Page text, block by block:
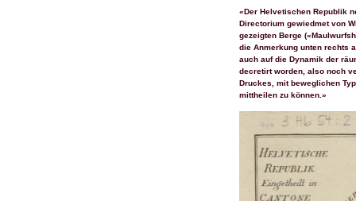
«Der Helvetischen Republik
Directorium gewiedmet von
gezeigten Berge
die Anmerkung unten rechts
auch auf die Dynamik der
decretirt worden, also noch
Druckes, mit beweglichen
mittheilen zu können.»